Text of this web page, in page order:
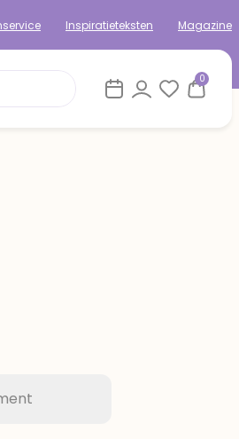
Inspiratieteksten Magazine
0